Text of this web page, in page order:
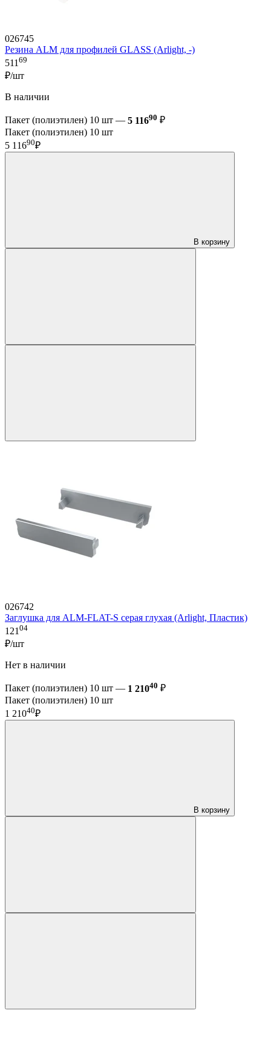
026745
Резина ALM для профилей GLASS (Arlight, -)
51169
₽/шт
В наличии
Пакет (полиэтилен) 10 шт — 5 11690 ₽
Пакет (полиэтилен) 10 шт
5 11690₽
В корзину
026742
Заглушка для ALM-FLAT-S серая глухая (Arlight, Пластик)
12104
₽/шт
Нет в наличии
Пакет (полиэтилен) 10 шт — 1 21040 ₽
Пакет (полиэтилен) 10 шт
1 21040₽
В корзину